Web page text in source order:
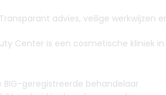
advies, veilige werkwijzen
Center is een cosmetische kliniek
geregistreerde behandelaar